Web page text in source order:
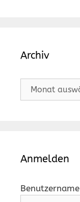
Archiv
Archiv
Anmelden
Benutzername